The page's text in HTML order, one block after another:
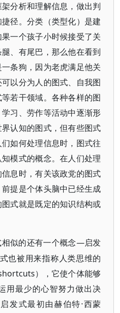
分析和理解信息，做出判
径。分类（类型化）是建
一个孩子小时候接受了关
、有尾巴，那么他在看到
条狗，因为老虎满足他关
以分为人的图式、自我图
若干领域。各种各样的图
习、劳作等活动中逐渐形
认知的图式，但有些图式
如何处理信息时，图式往
模式的概念。在人们处理
息时，有关该政党的图式
提是个体头脑中已经生成
式就是既定的知识结构或
似的还有一个概念—启发
也被用来指称人类思维的
），它使个体能够
用最少的心智努力做出决
发式最初由赫伯特·西蒙